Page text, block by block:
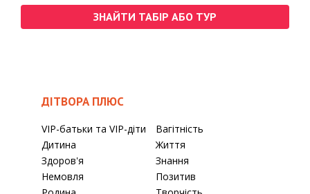
ЗНАЙТИ ТАБІР АБО ТУР
ДІТВОРА ПЛЮС
VIP-батьки та VIP-діти
Вагітність
Дитина
Життя
Здоров'я
Знання
Немовля
Позитив